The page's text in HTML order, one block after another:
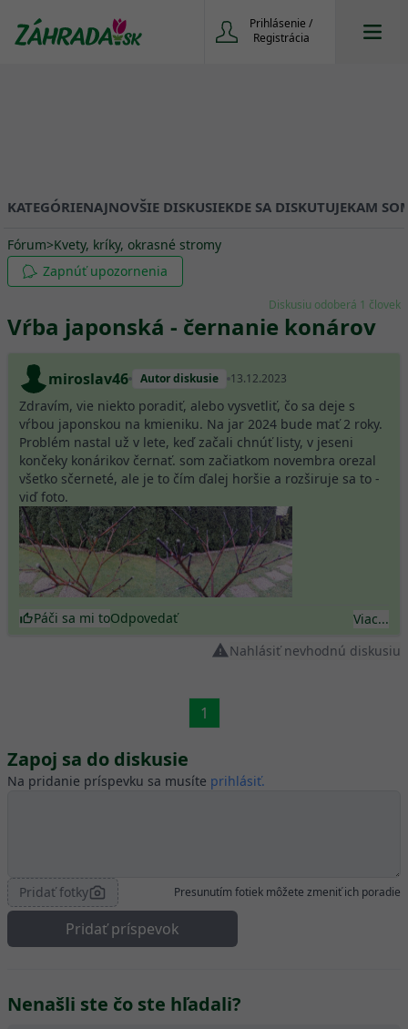
Prihlásenie /
Registrácia
KATEGÓRIENAJNOVŠIE DISKUSIEKDE SA DISKUTUJEKAM
Fórum>Kvety, kríky, okrasné stromy
Zapnúť upozornenia
Diskusiu odoberá 1 človek
Vŕba japonská - černanie konárov
miroslav46 Autor diskusie 13.12.2023
Zdravím, vie niekto poradiť, alebo vysvetliť, čo sa deje s
vŕbou japonskou na kmieniku. Na jar 2024 bude mať 2 roky.
Problém nastal už v lete, keď začali chnúť listy, v jeseni
končeky konárikov černať. som začiatkom novembra orezal
všetko sčerneté, ale je to čím ďalej horšie a rozširuje sa to -
viď foto.
Páči sa mi toOdpovedať
Viac...
Nahlásiť nevhodnú diskusiu
1
Zapoj sa do diskusie
Na pridanie príspevku sa musíte prihlásiť.
Pridať fotky Presunutím fotiek môžete zmeniť ich poradie
Pridať príspevok
Nenašli ste čo ste hľadali?